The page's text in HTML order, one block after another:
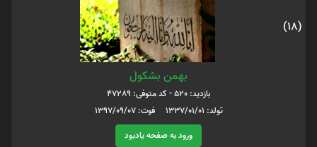
(18)
بهمن بشکول
بازدید: 520 - کد متوفی: 47289
تولد: 1337/01/01 فوت: 1397/09/07
ورود به صفحه یادبود